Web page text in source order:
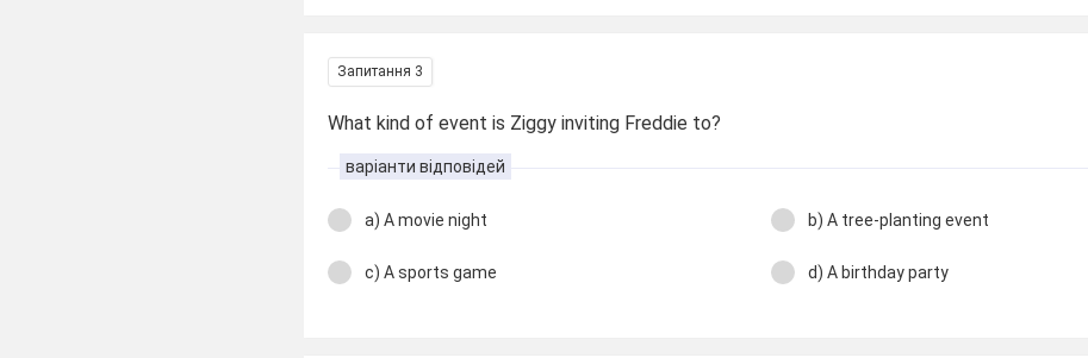
Запитання 3
What kind of event is Ziggy inviting Freddie to?
варіанти відповідей
a) A movie night b) A tree-planting event
c) A sports game d) A birthday party